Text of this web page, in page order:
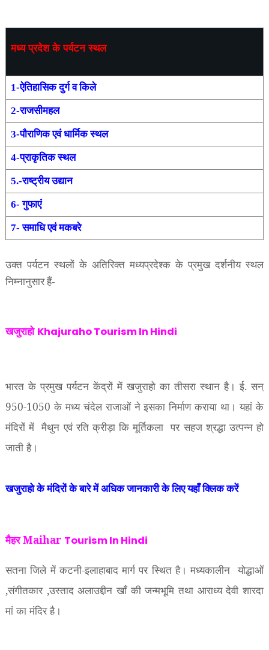
मध्य प्रदेश के पर्यटन स्थल
1-ऐतिहासिक दुर्ग व किले
2-राजसीमहल
3-पौराणिक एवं धार्मिक स्थल
4-प्राकृतिक स्थल
5.-राष्ट्रीय उद्यान
6-गुफाएं
7-समाधि एवं मकबरे
उक्त पर्यटन स्थलों के अतिरिक्त मध्यप्रदेश्क के प्रमुख दर्शनीय स्थल
निम्नानुसार हैं-
खजुराहो Khajuraho Tourism In Hindi
भारत के प्रमुख पर्यटन केंद्रों में खजुराहो का तीसरा स्थान है। ई. सन्
950-1050 के मध्य चंदेल राजाओं ने इसका निर्माण कराया था। यहां के
मंदिरों में मैथुन एवं रति क्रीड़ा कि मूर्तिकला पर सहज श्रद्धा उत्पन्न हो
जाती है।
खजुराहो के मंदिरों के बारे में अधिक जानकारी के लिए यहाँ क्लिक करें
मैहर Maihar Tourism In Hindi
सतना जिले में कटनी-इलाहाबाद मार्ग पर स्थित है। मध्यकालीन योद्धाओं
,संगीतकार ,उस्ताद अलाउद्दीन खाँ की जन्मभूमि तथा आराध्य देवी शारदा
मां का मंदिर है।